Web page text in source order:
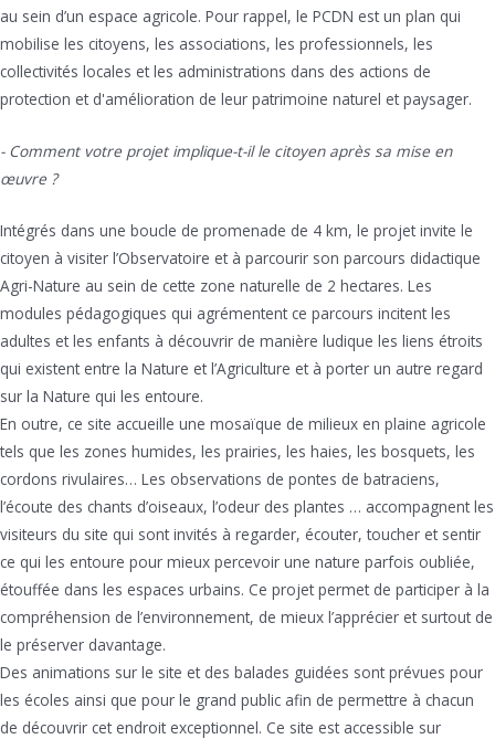
au sein d’un espace agricole. Pour rappel, le PCDN est un plan qui
mobilise les citoyens, les associations, les professionnels, les
collectivités locales et les administrations dans des actions de
protection et d'amélioration de leur patrimoine naturel et paysager.
- Comment votre projet implique-t-il le citoyen après sa mise en
œuvre ?
Intégrés dans une boucle de promenade de 4 km, le projet invite le
citoyen à visiter l’Observatoire et à parcourir son parcours didactique
Agri-Nature au sein de cette zone naturelle de 2 hectares. Les
modules pédagogiques qui agrémentent ce parcours incitent les
adultes et les enfants à découvrir de manière ludique les liens étroits
qui existent entre la Nature et l’Agriculture et à porter un autre regard
sur la Nature qui les entoure.
En outre, ce site accueille une mosaïque de milieux en plaine agricole
tels que les zones humides, les prairies, les haies, les bosquets, les
cordons rivulaires… Les observations de pontes de batraciens,
l’écoute des chants d’oiseaux, l’odeur des plantes … accompagnent les
visiteurs du site qui sont invités à regarder, écouter, toucher et sentir
ce qui les entoure pour mieux percevoir une nature parfois oubliée,
étouffée dans les espaces urbains. Ce projet permet de participer à la
compréhension de l’environnement, de mieux l’apprécier et surtout de
le préserver davantage.
Des animations sur le site et des balades guidées sont prévues pour
les écoles ainsi que pour le grand public afin de permettre à chacun
de découvrir cet endroit exceptionnel. Ce site est accessible sur